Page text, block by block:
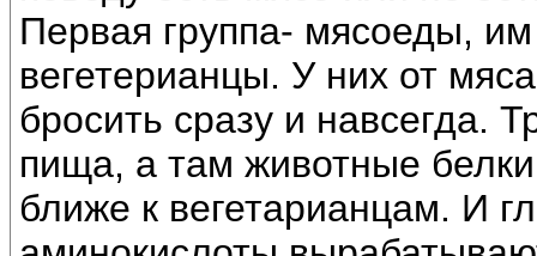
Первая группа- мясоеды,
вегетерианцы. У них от
бросить сразу и навсегда.
пища, а там животные
ближе к вегетарианцам. И